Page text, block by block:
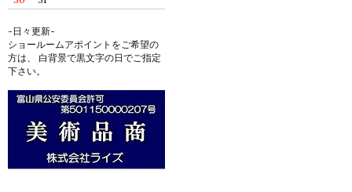
-日々更新-
ショールームアポイントをご希望の
方は、 白背景で黒文字の日でご指定
下さい。